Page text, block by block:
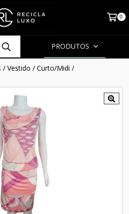
0
PRODUTOS
/ Vestido / Curto/Midi /